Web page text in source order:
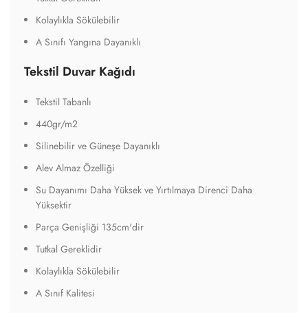
Kolaylıkla Sökülebilir
A Sınıfı Yangına Dayanıklı
Tekstil Duvar Kağıdı
Tekstil Tabanlı
440gr/m2
Silinebilir ve Güneşe Dayanıklı
Alev Almaz Özelliği
Su Dayanımı Daha Yüksek ve Yırtılmaya Direnci Daha
Yüksektir
Parça Genişliği 135cm'dir
Tutkal Gereklidir
Kolaylıkla Sökülebilir
A Sınıf Kalitesi